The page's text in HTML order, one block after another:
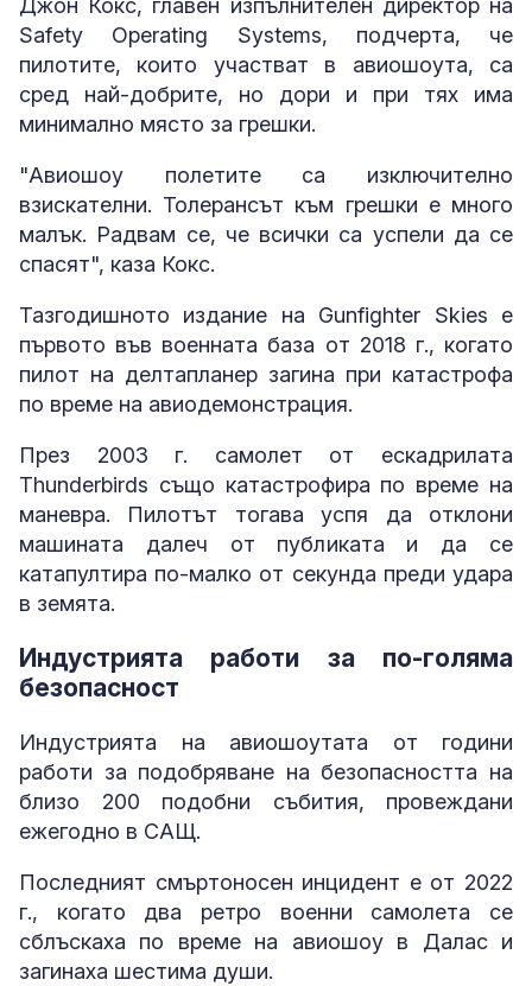
Джон Кокс, главен изпълнителен директор на
Safety Operating Systems, подчерта, че
пилотите, които участват в авиошоута, са
сред най-добрите, но дори и при тях има
минимално място за грешки.
"Авиошоу полетите са изключително
взискателни. Толерансът към грешки е много
малък. Радвам се, че всички са успели да се
спасят", каза Кокс.
Тазгодишното издание на Gunfighter Skies е
първото във военната база от 2018 г., когато
пилот на делтапланер загина при катастрофа
по време на авиодемонстрация.
През 2003 г. самолет от ескадрилата
Thunderbirds също катастрофира по време на
маневра. Пилотът тогава успя да отклони
машината далеч от публиката и да се
катапултира по-малко от секунда преди удара
в земята.
Индустрията работи за по-голяма
безопасност
Индустрията на авиошоутата от години
работи за подобряване на безопасността на
близо 200 подобни събития, провеждани
ежегодно в САЩ.
Последният смъртоносен инцидент е от 2022
г., когато два ретро военни самолета се
сблъскаха по време на авиошоу в Далас и
загинаха шестима души.